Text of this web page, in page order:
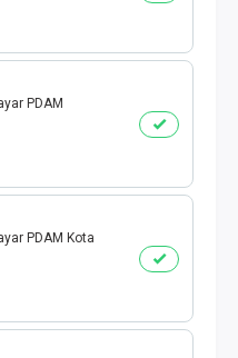
PDAM
PDAM Kota